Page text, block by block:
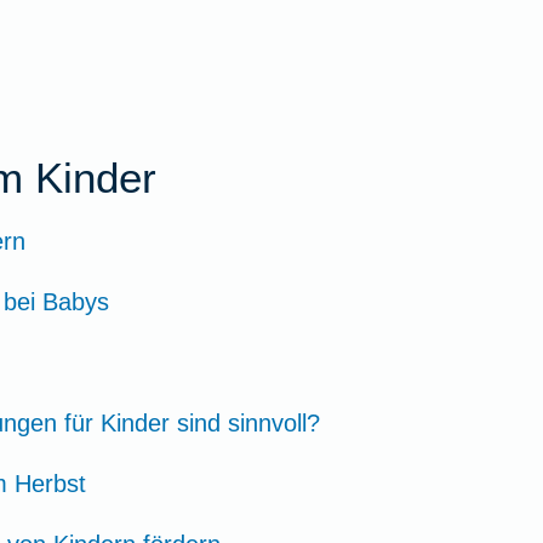
Kinder
Babys
für Kinder sind sinnvoll?
Herbst